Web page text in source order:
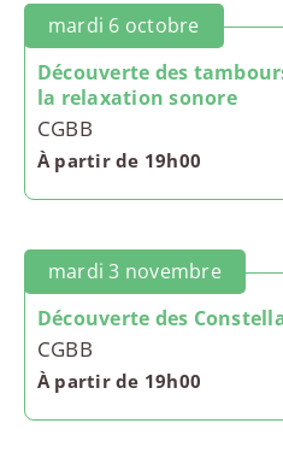
mardi 6 octobre
Découverte des
la relaxation sonore
CGBB
À partir de 19h00
mardi 3 novembre
Découverte des
CGBB
À partir de 19h00